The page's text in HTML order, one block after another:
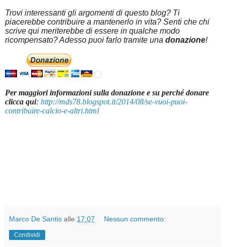
Trovi interessanti gli argomenti di questo blog? Ti
piacerebbe contribuire a mantenerlo in vita? Senti che chi
scrive qui meriterebbe di essere in qualche modo
ricompensato? Adesso puoi farlo tramite una donazione!
Per maggiori informazioni sulla donazione e su perché donare
clicca qui: http://mds78.blogspot.it/2014/08/se-vuoi-puoi-
contribuire-calcio-e-altri.html
Marco De Santis alle 17:07 Nessun commento:
Condividi